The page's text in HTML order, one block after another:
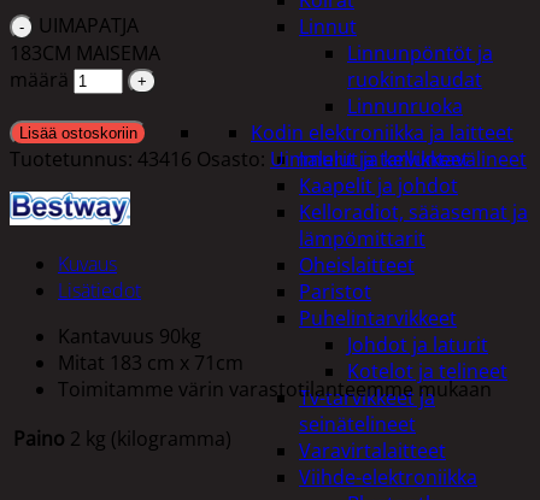
Linnut
Linnunpöntöt ja
ruokintalaudat
Linnunruoka
Kodin elektroniikka ja laitteet
Imurit ja tarvikkeet
Kaapelit ja johdot
Kelloradiot, sääasemat ja
lämpömittarit
Oheislaitteet
Paristot
Puhelintarvikkeet
Johdot ja laturit
Kotelot ja telineet
Tv-tarvikkeet ja
seinätelineet
Varavirtalaitteet
Viihde-elektroniikka
UIMAPATJA
183CM MAISEMA
määrä
Lisää ostoskoriin
Tuotetunnus: 43416 Osasto: Uimalelut ja kelluntavälineet
Kuvaus
Lisätiedot
Kantavuus 90kg
Mitat 183 cm x 71cm
Toimitamme värin varastotilanteemme mukaan
Paino 2 kg (kilogramma)